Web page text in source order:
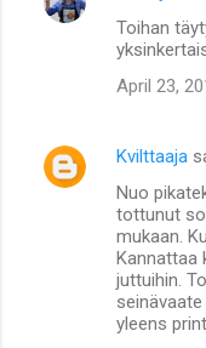
n
Toihan
April 23,
Kvilttaaja
Nuo
tottunut
mukaan.
Kannattaa
juttuihin.
yleens